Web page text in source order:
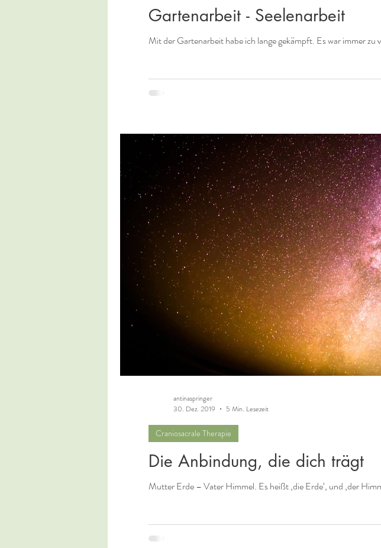
Gartenarbeit - Seelenarbeit
Mit der Gartenarbeit habe ich lange gekämpft. Es war immer
Die Anbindung, die dich trägt
Mutter Erde – Vater Himmel. Es heißt ‚die Erde‘, und ‚der
Craniosacrale Therapie
antinaspringer
30. Dez. 2019
5 Min. Lesezeit